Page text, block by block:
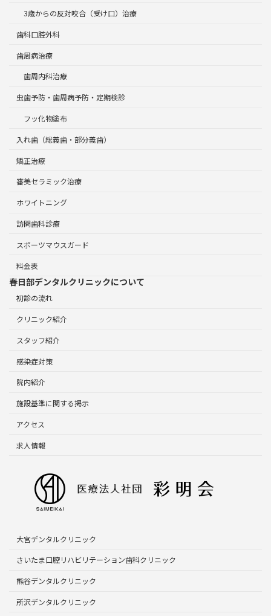
3歳からの反対咬合（受け口）治療
歯科口腔外科
歯周病治療
歯周内科治療
虫歯予防・歯周病予防・定期検診
フッ化物塗布
入れ歯（総義歯・部分義歯）
矯正治療
審美セラミック治療
ホワイトニング
訪問歯科診療
スポーツマウスガード
料金表
春日部デンタルクリニックについて
初診の流れ
クリニック紹介
スタッフ紹介
感染症対策
院内紹介
施設基準に関する掲示
アクセス
求人情報
大宮デンタルクリニック
さいたま口腔リハビリテーション歯科クリニック
熊谷デンタルクリニック
所沢デンタルクリニック